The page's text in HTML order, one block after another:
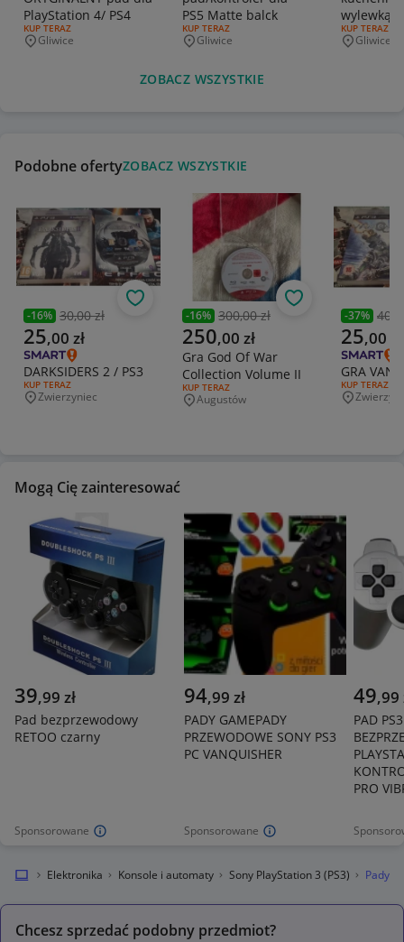
PlayStation 4/ PS4
RODZAJ OFERTY:
KUP TERAZ
Miejscowość
Gliwice
PS5 Matte balck
RODZAJ OFERTY:
KUP TERAZ
Miejscowość
Gliwice
wylewką
RODZAJ
KUP TERAZ
Gliwice
ZOBACZ WSZYSTKIE
Podobne ofertyZOBACZ WSZYSTKIE
Poprzednia cena
-16% 30,00 zł
Aktualna cena
25,00 zł
DARKSIDERS 2 / PS3
RODZAJ OFERTY:
KUP TERAZ
Miejscowość
Zwierzyniec
Obserwuj
Poprzednia cena
-16% 300,00 zł
Aktualna cena
250,00 zł
Gra God Of War
Collection Volume II
RODZAJ OFERTY:
KUP TERAZ
Miejscowość
Augustów
Obserwuj
-37%
Aktualna
25,00
GRA
RODZAJ
KUP TERAZ
Mogą Cię zainteresować
Sponsorowane
39,99 zł
Pad bezprzewodowy
RETOO czarny
Sponsorowane
94,99 zł
PADY GAMEPADY
PRZEWODOWE SONY PS3
PC VANQUISHER
49,99
PAD PS3
PRO
Elektronika Konsole i automaty Sony PlayStation 3 (PS3) Pady
Chcesz sprzedać podobny przedmiot?